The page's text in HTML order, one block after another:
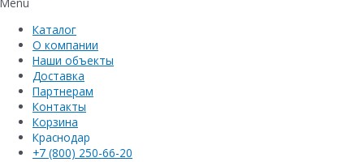
Menu
Каталог
О компании
Наши объекты
Доставка
Партнерам
Контакты
Корзина
Краснодар
+7 (800) 250-66-20